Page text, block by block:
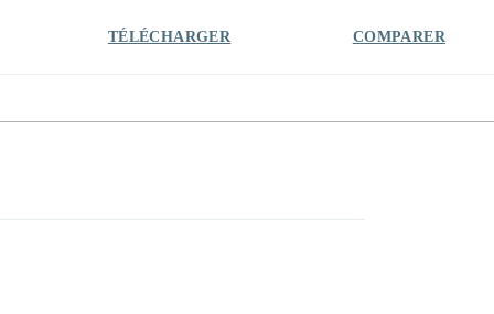
TÉLÉCHARGER COMPARER